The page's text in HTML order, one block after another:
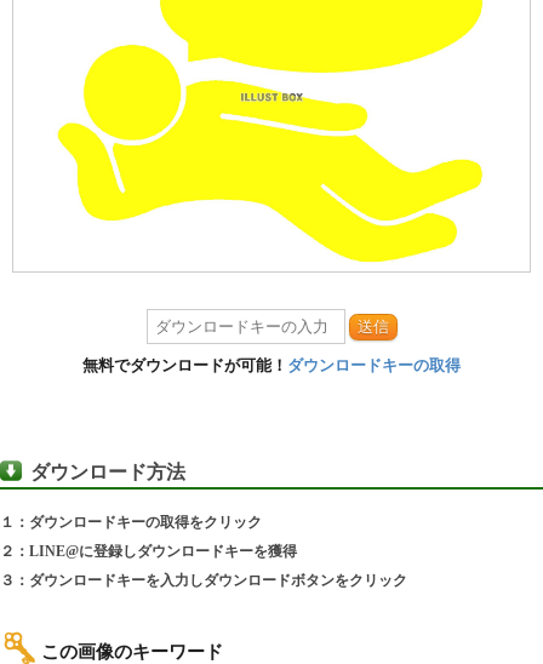
送信
無料でダウンロードが可能！ ダウンロードキーの取得
ダウンロード方法
１：ダウンロードキーの取得をクリック
２：LINE@に登録しダウンロードキーを獲得
３：ダウンロードキーを入力しダウンロードボタンをクリック
この画像のキーワード